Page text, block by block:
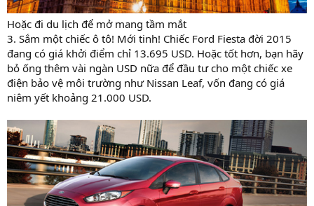
Hoặc đi du lịch để mở mang tầm mắt
3. Sắm một chiếc ô tô! Mới tinh! Chiếc Ford Fiesta đời 2015
đang có giá khởi điểm chỉ 13.695 USD. Hoặc tốt hơn, bạn hãy
bỏ ống thêm vài ngàn USD nữa để đầu tư cho một chiếc xe
điện bảo vệ môi trường như Nissan Leaf, vốn đang có giá
niêm yết khoảng 21.000 USD.